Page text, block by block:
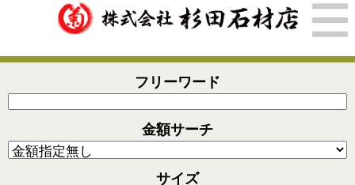
フリーワード
金額サーチ
サイズ